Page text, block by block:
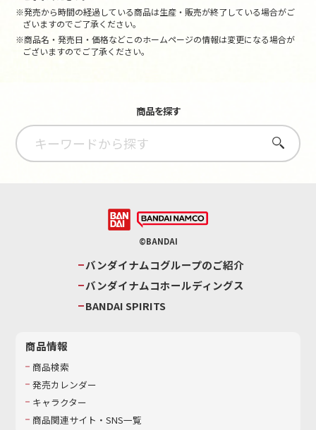
※発売から時間の経過している商品は生産・販売が終了している場合がご
ざいますのでご了承ください。
※商品名・発売日・価格などこのホームページの情報は変更になる場合が
ございますのでご了承ください。
商品を探す
さがす
©BANDAI
バンダイナムコグループのご紹介
バンダイナムコホールディングス
BANDAI SPIRITS
商品情報
商品検索
発売カレンダー
キャラクター
商品関連サイト・SNS一覧